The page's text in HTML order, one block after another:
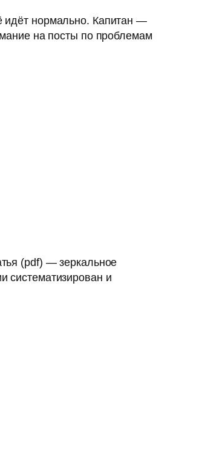
идёт нормально. Капитан —
на посты по проблемам
(pdf) — зеркальное
систематизирован и